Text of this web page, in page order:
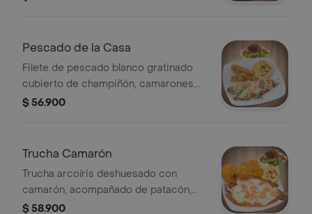
Pescado de la Casa
Filete de pescado blanco gratinado
cubierto de champiñón, camarones,
salsa a base de vino blanco y leche
$ 56.900
Trucha Camarón
Trucha arcoíris deshuesado con
camarón, acompañado de patacón,
ensalada y arepa de queso
$ 58.900